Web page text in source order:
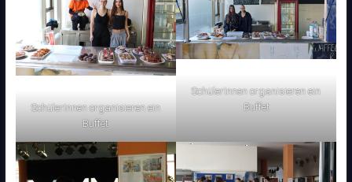
SchülerInnen organisieren ein
Buffet
SchülerInnen organisieren ein
Buffet